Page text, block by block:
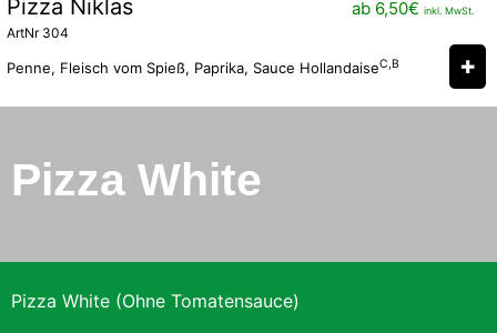
Pizza Niklas
ArtNr 304
ab 6,50€ inkl. MwSt.
Penne, Fleisch vom Spieß, Paprika, Sauce HollandaiseC,B ✚
Pizza White
Pizza White (Ohne Tomatensauce)